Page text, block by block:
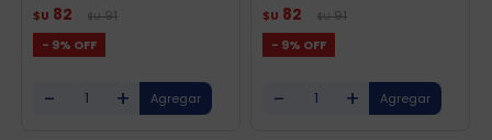
$U 82 $U 91
9
- +
$U 82 $U 91
9
- +